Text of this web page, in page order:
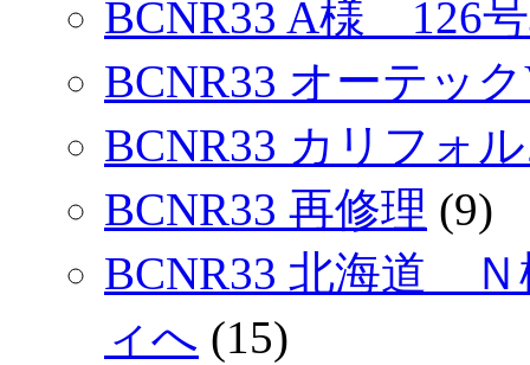
BCNR33 A様 126
BCNR33 オーテッ
BCNR33 カリフォ
BCNR33 再修理 (9)
BCNR33 北海道
ィへ (15)